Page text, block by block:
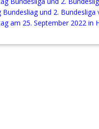
und 2. Bundesliga
am 25. September 2022 in